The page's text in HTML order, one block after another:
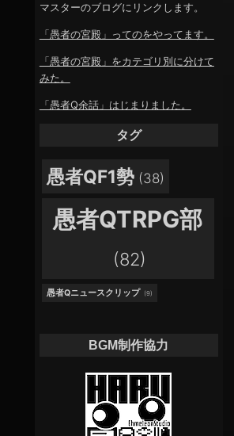
マスターのブログにリンクします。
「愚者の宮殿」ってのをやってます。
「愚者の宮殿」をカテゴリ別に分けて
みた。
「愚者Q余話」はじまりました。
タグ
愚者QF1勢 (38)
愚者QTRPG部
(82)
愚者Qニュースクリップ (9)
BGM制作協力